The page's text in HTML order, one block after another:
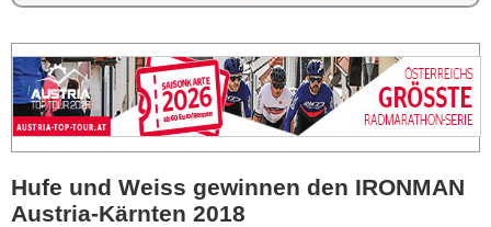
Hufe und Weiss gewinnen den IRONMAN
Austria-Kärnten 2018